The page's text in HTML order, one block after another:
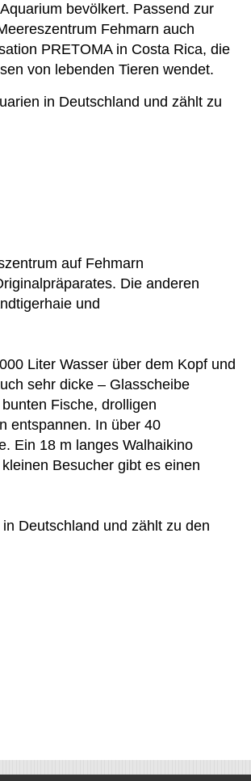
bevölkert. Passend zur
Fehmarn auch
PRETOMA in Costa Rica, die
von lebenden Tieren wendet.
in Deutschland und zählt zu
auf Fehmarn
Die anderen
und
Liter Wasser über dem Kopf und
sehr dicke – Glasscheibe
Fische, drolligen
entspannen. In über 40
Ein 18 m langes Walhaikino
Besucher gibt es einen
Deutschland und zählt zu den